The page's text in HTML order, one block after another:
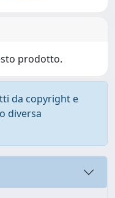
prodotto.
da copyright e
diversa